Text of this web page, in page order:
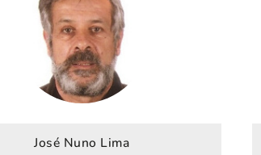
José Nuno Lima